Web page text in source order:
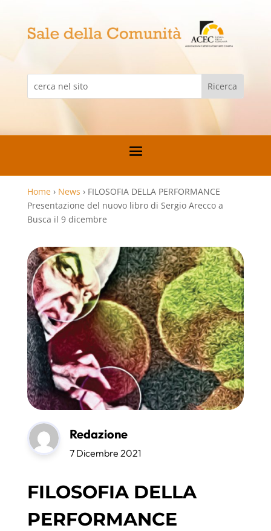
Home › News › FILOSOFIA DELLA PERFORMANCE
Presentazione del nuovo libro di Sergio Arecco a
Busca il 9 dicembre
Redazione
7 Dicembre 2021
FILOSOFIA DELLA
PERFORMANCE